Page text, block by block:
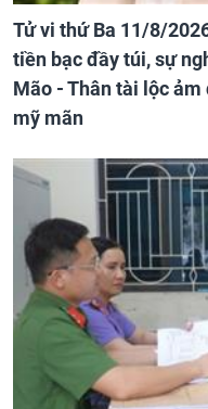
Tử vi thứ Ba 11/8/
tiền bạc đầy túi, sự
Mão - Thân tài lộc
mỹ mãn